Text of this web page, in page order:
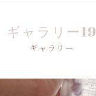
ギャラリー
ギャラリー19